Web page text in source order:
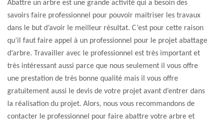
Abattre un arbre est une grande activité qui a besoin des
savoirs faire professionnel pour pouvoir maitriser les travaux
dans le but d’avoir le meilleur résultat. C’est pour cette raison
qu’il faut faire appel à un professionnel pour le projet abattage
d’arbre. Travailler avec le professionnel est très important et
très intéressant aussi parce que nous seulement il vous offre
une prestation de très bonne qualité mais il vous offre
gratuitement aussi le devis de votre projet avant d’entrer dans
la réalisation du projet. Alors, nous vous recommandons de
contacter le professionnel pour faire abattre votre arbre et